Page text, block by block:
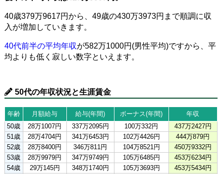
40歳379万9617円から、49歳の430万3973円まで順調に収
入が増加していきます。
40代前半の平均年収が582万1000円(男性平均)ですから、平
均よりも低く寂しい数字といえます。
50代の年収状況と生涯賃金
年齢 月額給与 給与(年間) ボーナス(年間)
年収
50歳
28万1007円 337万2095円 100万332円
437万2427円
51歳
28万4704円 341万6453円 102万4426円
444万879円
52歳
28万8400円 346万811円 104万8521円
450万9332円
53歳
28万9979円 347万9749円 105万6485円
453万6234円
54歳
29万145円 348万1740円 105万3693円
453万5434円